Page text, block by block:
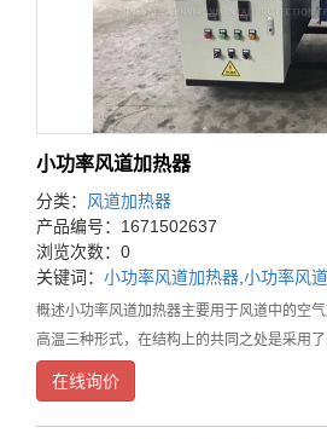
小功率风道加热器
分类： 风道加热器
产品编号：1671502637
浏览次数：0
关键词： 小功率风道加热器 小功率风
概述小功率风道加热器主要用于风道中的空气
高温三种形式，在结构上的共同之处是采用
机停止时电热管的振动，在接线盒中都装有超
安装在风道上，而中温型、高温型由于结构上
在线询价